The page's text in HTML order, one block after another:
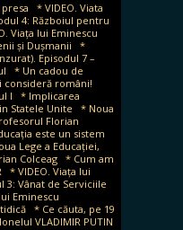
* VIDEO. Viata
4: Războiul pentru
Viața lui Eminescu
și Dușmanii
*
Episodul 7 –
* Un cadou de
consideră români!
I
* Implicarea
Statele Unite
* Noua
Florian
este un sistem
Lege a Educației,
Colceag * Cum am
* VIDEO. Viața lui
3: Vânat de Serviciile
Eminescu
* Ce căuta, pe 19
VLADIMIR PUTIN